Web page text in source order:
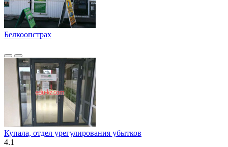
Белкоопстрах
Купала, отдел урегулирования убытков
4.1